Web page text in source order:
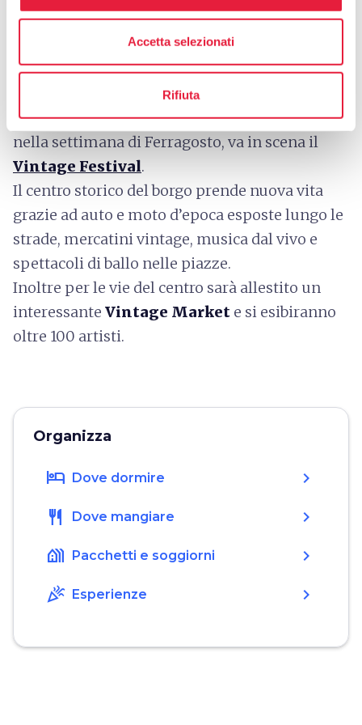
Accetta selezionati
Rifiuta
Vintage Festival
Per chi ha voglia di tornare indietro nel tempo
e vivere per qualche ora nella mitica atmosfera
degli anni '50 e '60 aCastiglion Fiorentino,
nella settimana di Ferragosto, va in scena il
Vintage Festival.
Il centro storico del borgo prende nuova vita
grazie ad auto e moto d’epoca esposte lungo le
strade, mercatini vintage, musica dal vivo e
spettacoli di ballo nelle piazze.
Inoltre per le vie del centro sarà allestito un
interessante Vintage Market e si esibiranno
oltre 100 artisti.
Organizza
hotel Dove dormire chevron_right
restaurant Dove mangiare chevron_right
holiday_village Pacchetti e soggiorni chevron_right
celebration Esperienze chevron_right